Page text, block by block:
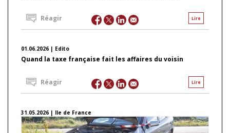
Lire
Réagir
01.06.2026 | Edito
Quand la taxe française fait les affaires du voisin
Lire
Réagir
31.05.2026 | Ile de France